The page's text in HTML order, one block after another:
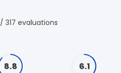
/ 317 evaluations
8.8 6.1